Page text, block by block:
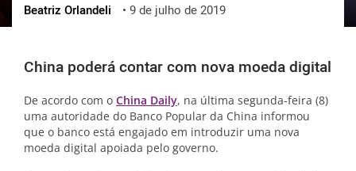
ქართული
vietnamese
Beatriz Orlandeli • 9 de julho de 2019
China poderá contar com nova moeda digital
De acordo com o China Daily, na última segunda-feira (8)
uma autoridade do Banco Popular da China informou
que o banco está engajado em introduzir uma nova
moeda digital apoiada pelo governo.